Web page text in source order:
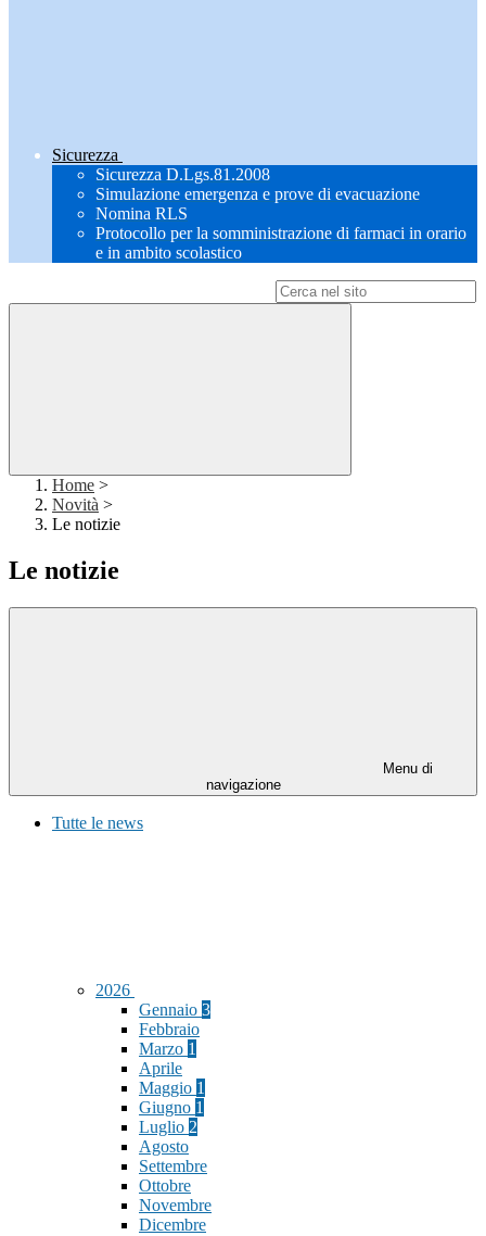
Sicurezza
Sicurezza D.Lgs.81.2008
Simulazione emergenza e prove di evacuazione
Nomina RLS
Protocollo per la somministrazione di farmaci in orario
e in ambito scolastico
Home >
Novità >
Le notizie
Le notizie
Menu di
navigazione
Tutte le news
2026
Gennaio 3
Febbraio
Marzo 1
Aprile
Maggio 1
Giugno 1
Luglio 2
Agosto
Settembre
Ottobre
Novembre
Dicembre